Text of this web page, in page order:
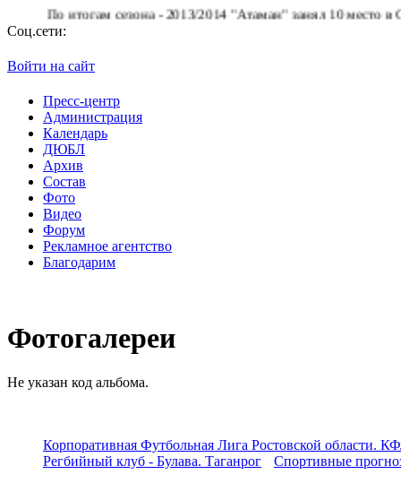
По итогам сезона - 2013/2014 "Атаман" занял 10 место в
Соц.сети:
Войти на сайт
Пресс-центр
Администрация
Календарь
ДЮБЛ
Архив
Состав
Фото
Видео
Форум
Рекламное агентство
Благодарим
Фотогалереи
Не указан код альбома.
Корпоративная Футбольная Лига Ростовской области.
Регбийный клуб - Булава. Таганрог
Спортивные